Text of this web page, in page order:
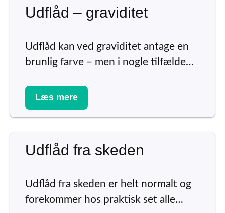
Udflåd – graviditet
Udflåd kan ved graviditet antage en
brunlig farve – men i nogle tilfælde…
Læs mere
Udflåd fra skeden
Udflåd fra skeden er helt normalt og
forekommer hos praktisk set alle…